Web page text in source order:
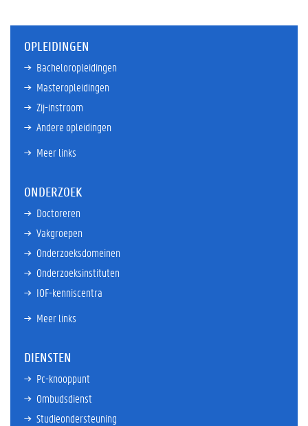
OPLEIDINGEN
Bacheloropleidingen
Masteropleidingen
Zij-instroom
Andere opleidingen
Meer links
ONDERZOEK
Doctoreren
Vakgroepen
Onderzoeksdomeinen
Onderzoeksinstituten
IOF-kenniscentra
Meer links
DIENSTEN
Pc-knooppunt
Ombudsdienst
Studieondersteuning